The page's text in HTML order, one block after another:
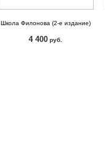
Школа Филонова (2-е издание)
4 400 руб.